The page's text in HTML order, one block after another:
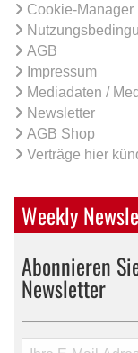
Cookie-Manager
AGB
Impressum
Mediadaten /
Newsletter
AGB Shop
Verträge hier
Weekly
Abonnieren
Newsletter